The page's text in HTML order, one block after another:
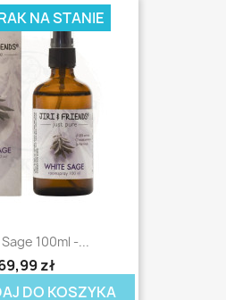
100ml -...
zł
DO KOSZYKA
NA STANIE